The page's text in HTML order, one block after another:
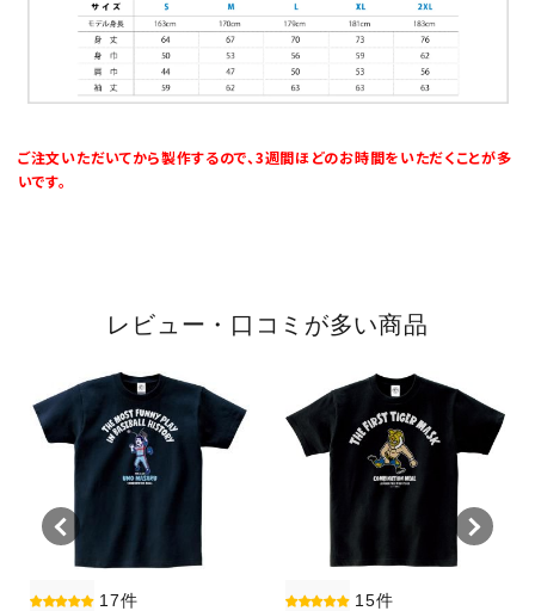
ご注文いただいてから製作するので、3週間ほどのお時間をいただくことが多
いです。
レビュー・口コミが多い商品
17件
15件